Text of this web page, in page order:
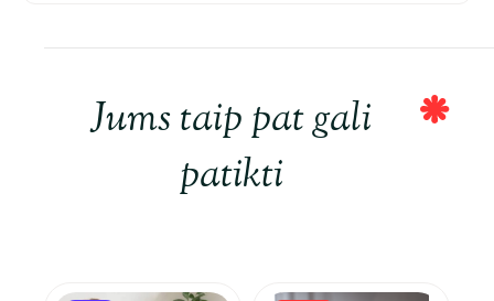
Jums taip pat gali
patikti